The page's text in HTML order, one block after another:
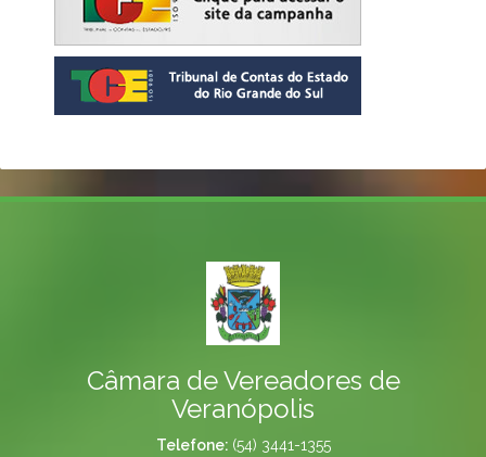
Câmara de Vereadores de
Veranópolis
Telefone: (54) 3441-1355